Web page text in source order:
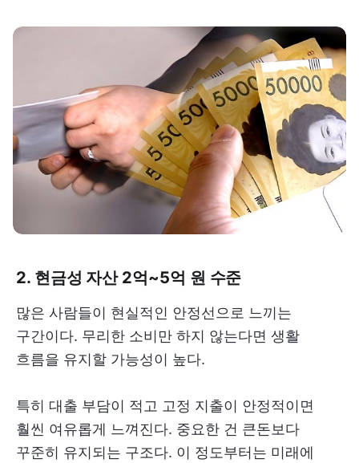
2. 현금성 자산 2억~5억 원 수준
많은 사람들이 현실적인 안정선으로 느끼는
구간이다. 무리한 소비만 하지 않는다면 생활
흐름을 유지할 가능성이 높다.
특히 대출 부담이 적고 고정 지출이 안정적이면
훨씬 여유롭게 느껴진다. 중요한 건 큰돈보다
꾸준히 유지되는 구조다. 이 정도부터는 미래에